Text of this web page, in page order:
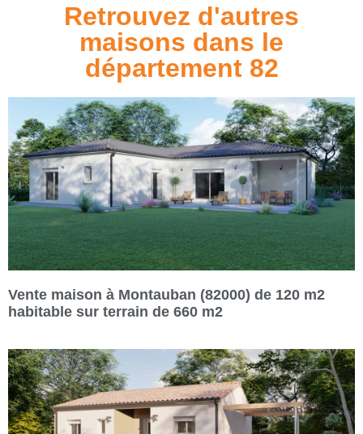
Retrouvez d'autres
maisons dans le
département 82
Vente maison à Montauban (82000) de 120 m2
habitable sur terrain de 660 m2